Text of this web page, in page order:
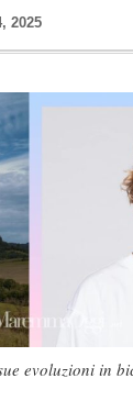
2025
evoluzioni in